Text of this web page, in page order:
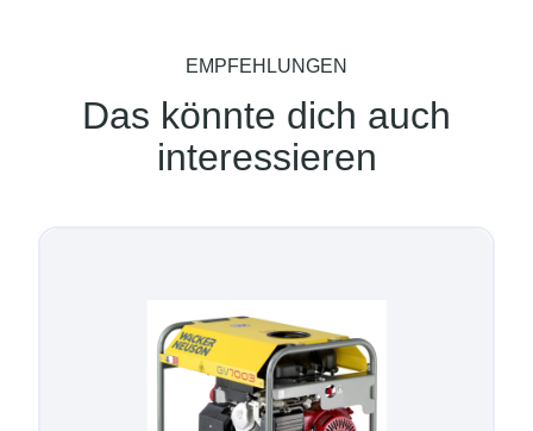
EMPFEHLUNGEN
Das könnte dich auch
interessieren